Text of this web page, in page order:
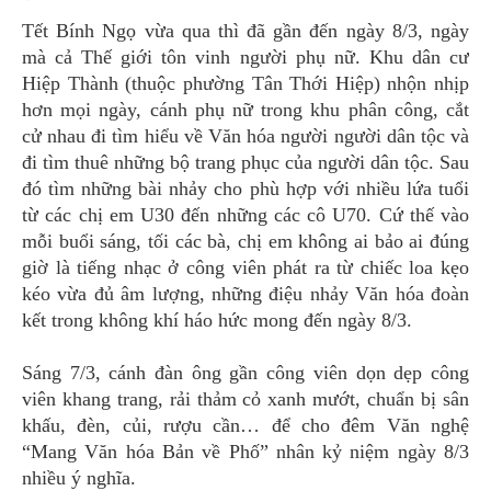
Tết Bính Ngọ vừa qua thì đã gần đến ngày 8/3, ngày
mà cả Thế giới tôn vinh người phụ nữ. Khu dân cư
Hiệp Thành (thuộc phường Tân Thới Hiệp) nhộn nhịp
hơn mọi ngày, cánh phụ nữ trong khu phân công, cắt
cử nhau đi tìm hiểu về Văn hóa người người dân tộc và
đi tìm thuê những bộ trang phục của người dân tộc. Sau
đó tìm những bài nhảy cho phù hợp với nhiều lứa tuổi
từ các chị em U30 đến những các cô U70. Cứ thế vào
mỗi buổi sáng, tối các bà, chị em không ai bảo ai đúng
giờ là tiếng nhạc ở công viên phát ra từ chiếc loa kẹo
kéo vừa đủ âm lượng, những điệu nhảy Văn hóa đoàn
kết trong không khí háo hức mong đến ngày 8/3.
Sáng 7/3, cánh đàn ông gần công viên dọn dẹp công
viên khang trang, rải thảm cỏ xanh mướt, chuẩn bị sân
khấu, đèn, củi, rượu cần… để cho đêm Văn nghệ
“Mang Văn hóa Bản về Phố” nhân kỷ niệm ngày 8/3
nhiều ý nghĩa.